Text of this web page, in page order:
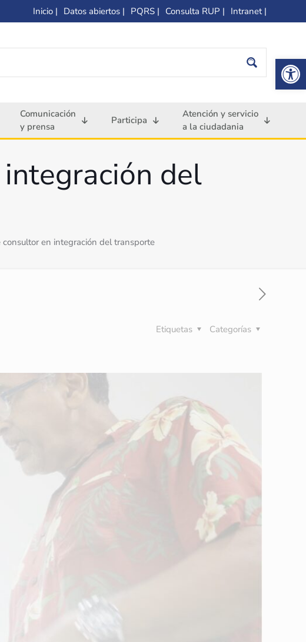
Inicio | Datos abiertos | PQRS | Consulta RUP | Intranet |
Comunicación
y prensa
Participa
Atención y servicio
a la ciudadania
del
consultor en integración del transporte
Categorías
Etiquetas